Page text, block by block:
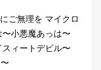
ご無理を マイクロ
小悪魔あっは〜
ィートデビル〜